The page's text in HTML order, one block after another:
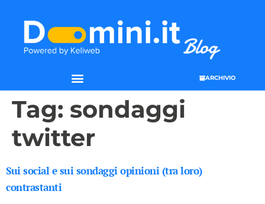
ARCHIVIO
Tag: sondaggi
twitter
Sui social e sui sondaggi opinioni (tra loro)
contrastanti